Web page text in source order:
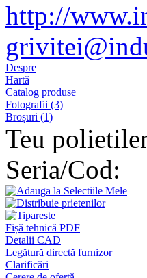
http://
Despre
Hartă
Catalog produse
Fotografii (3)
Broșuri (1)
Teu
Seria/Cod:
Fișă tehnică PDF
Detalii CAD
Legătură directă furnizor
Clarificări